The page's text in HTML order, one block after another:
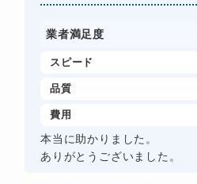
業者満足度
スピード
品質
費用
本当に助かりました。
ありがとうございました。